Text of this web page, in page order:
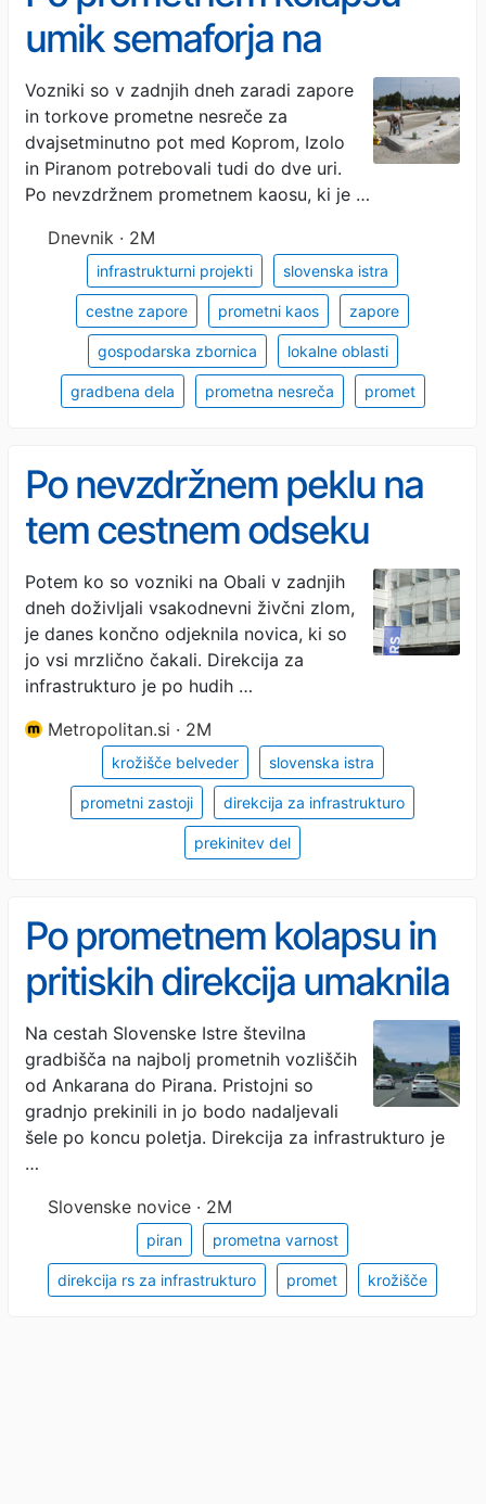
umik semaforja na
Belvederju in ustavitev
gradnje krožišča
Vozniki so v zadnjih dneh zaradi zapore
in torkove prometne nesreče za
dvajsetminutno pot med Koprom, Izolo
in Piranom potrebovali tudi do dve uri.
Po nevzdržnem prometnem kaosu, ki je …
Dnevnik · 2M
infrastrukturni projekti slovenska istra
cestne zapore prometni kaos zapore
gospodarska zbornica lokalne oblasti
gradbena dela prometna nesreča promet
Po nevzdržnem peklu na
tem cestnem odseku
država umaknila
osovraženo zaporo
Potem ko so vozniki na Obali v zadnjih
dneh doživljali vsakodnevni živčni zlom,
je danes končno odjeknila novica, ki so
jo vsi mrzlično čakali. Direkcija za
infrastrukturo je po hudih …
Metropolitan.si · 2M
krožišče belveder slovenska istra
prometni zastoji direkcija za infrastrukturo
prekinitev del
Po prometnem kolapsu in
pritiskih direkcija umaknila
semafor na Belvederju in
zaustavila gradnjo
krožišča
Na cestah Slovenske Istre številna
gradbišča na najbolj prometnih vozliščih
od Ankarana do Pirana. Pristojni so
gradnjo prekinili in jo bodo nadaljevali
šele po koncu poletja. Direkcija za infrastrukturo je
…
Slovenske novice · 2M
piran prometna varnost
direkcija rs za infrastrukturo promet krožišče